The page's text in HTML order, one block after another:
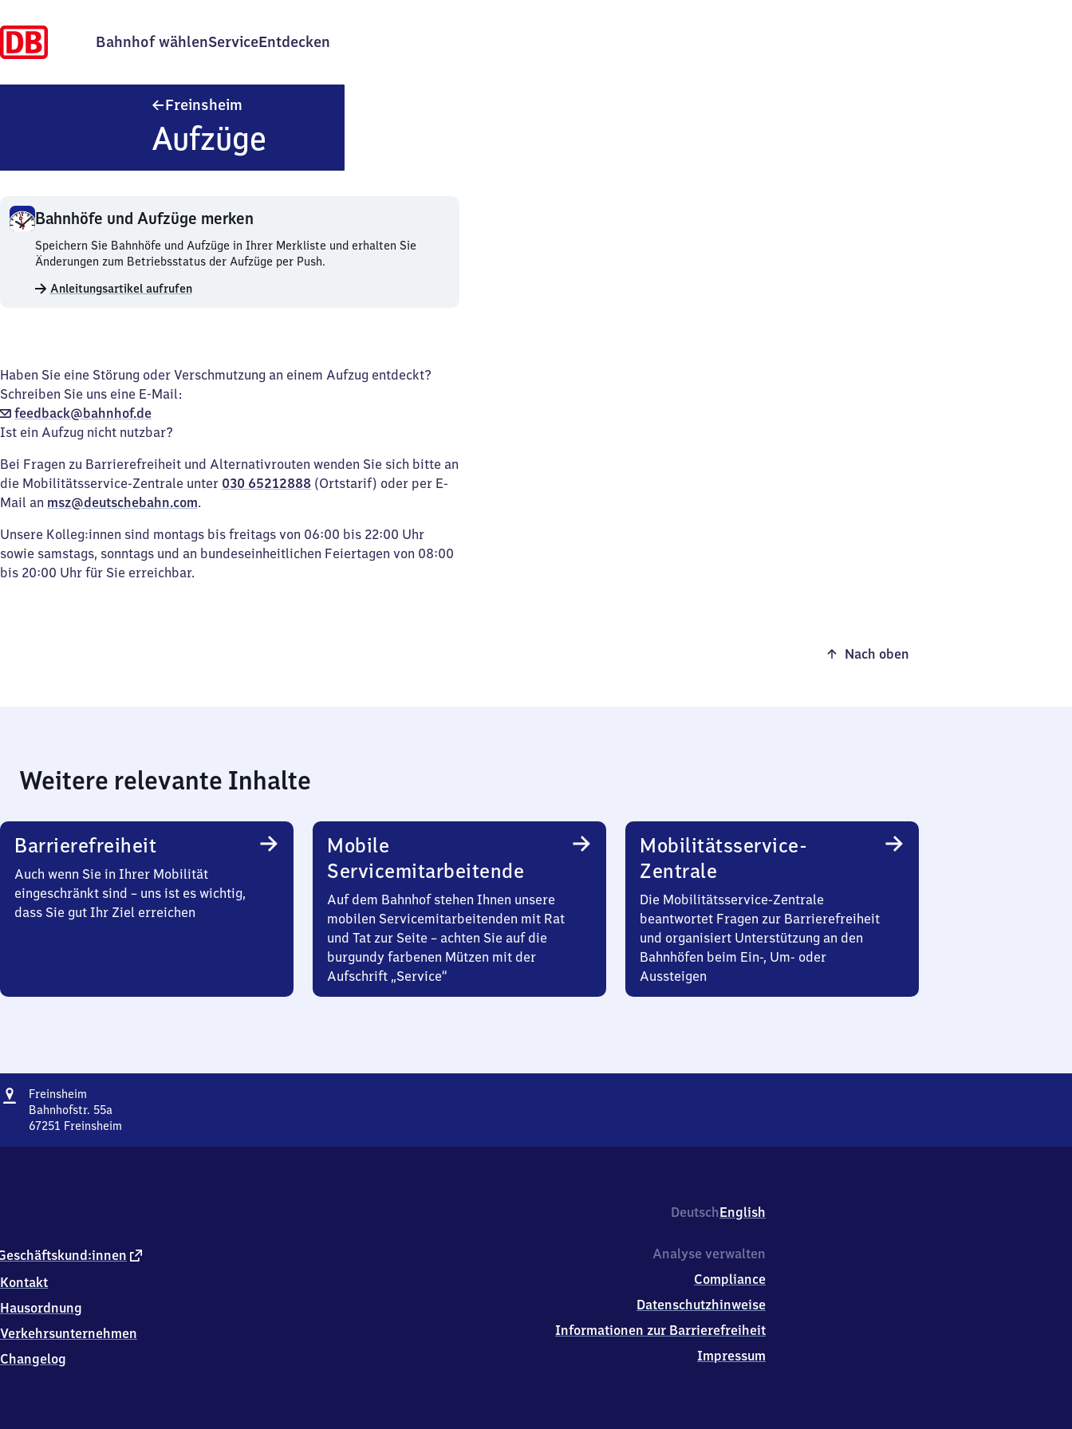
Bahnhof wählenServiceEntdecken
Freinsheim
Aufzüge
Bahnhöfe und Aufzüge merken
Bahnhöfe
und
merken.
Speichern Sie Bahnhöfe und Aufzüge in Ihrer Merkliste und erhalten Sie
Änderungen zum Betriebsstatus der Aufzüge per Push.
Anleitungsartikel aufrufen
Haben Sie eine Störung oder Verschmutzung an einem Aufzug entdeckt?
Schreiben Sie uns eine E-Mail:
feedback@bahnhof.de
Ist ein Aufzug nicht nutzbar?
Bei Fragen zu Barrierefreiheit und Alternativrouten wenden Sie sich bitte an
die Mobilitätsservice-Zentrale unter 030 65212888 (Ortstarif) oder per E-
Mail an msz@deutschebahn.com.
Unsere Kolleg:innen sind montags bis freitags von 06:00 bis 22:00 Uhr
sowie samstags, sonntags und an bundeseinheitlichen Feiertagen von 08:00
bis 20:00 Uhr für Sie erreichbar.
Nach oben
Weitere relevante Inhalte
Barrierefreiheit
Auch wenn Sie in Ihrer Mobilität
eingeschränkt sind – uns ist es wichtig,
dass Sie gut Ihr Ziel erreichen
Mobile
Servicemitarbeitende
Auf dem Bahnhof stehen Ihnen unsere
mobilen Servicemitarbeitenden mit Rat
und Tat zur Seite – achten Sie auf die
burgundy farbenen Mützen mit der
Aufschrift „Service“
Mobilitätsservice-
Zentrale
Die Mobilitätsservice-Zentrale
beantwortet Fragen zur Barrierefreiheit
und organisiert Unterstützung an den
Bahnhöfen beim Ein-, Um- oder
Aussteigen
Adresse
Freinsheim
Bahnhofstr. 55a
67251 Freinsheim
1
DeutschEnglish
externer
Kontakt
Hausordnung
Verkehrsunternehmen
Changelog
Analyse verwalten
Compliance
Datenschutzhinweise
Informationen zur Barrierefreiheit
Impressum